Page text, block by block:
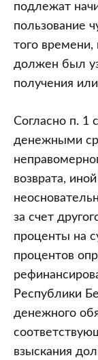
подлежат
пользование
того времени,
должен был
получения
Согласно п. 1
денежными
возврата,
за счет
проценты на
процентов
Республики
денежного
взыскания